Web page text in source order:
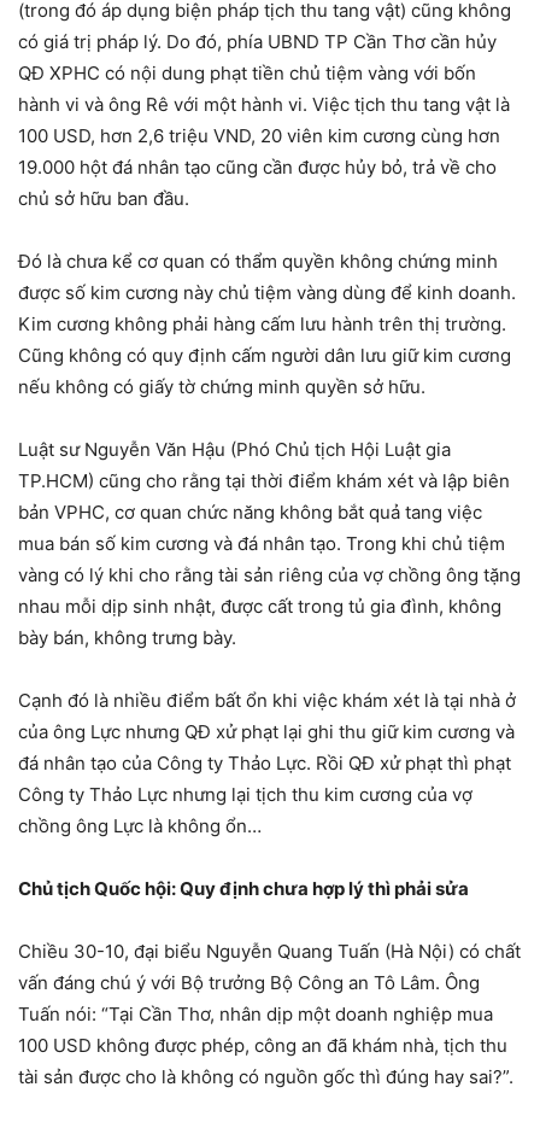
(trong đó áp dụng biện pháp tịch thu tang vật) cũng không
có giá trị pháp lý. Do đó, phía UBND TP Cần Thơ cần hủy
QĐ XPHC có nội dung phạt tiền chủ tiệm vàng với bốn
hành vi và ông Rê với một hành vi. Việc tịch thu tang vật là
100 USD, hơn 2,6 triệu VND, 20 viên kim cương cùng hơn
19.000 hột đá nhân tạo cũng cần được hủy bỏ, trả về cho
chủ sở hữu ban đầu.
Đó là chưa kể cơ quan có thẩm quyền không chứng minh
được số kim cương này chủ tiệm vàng dùng để kinh doanh.
Kim cương không phải hàng cấm lưu hành trên thị trường.
Cũng không có quy định cấm người dân lưu giữ kim cương
nếu không có giấy tờ chứng minh quyền sở hữu.
Luật sư Nguyễn Văn Hậu (Phó Chủ tịch Hội Luật gia
TP.HCM) cũng cho rằng tại thời điểm khám xét và lập biên
bản VPHC, cơ quan chức năng không bắt quả tang việc
mua bán số kim cương và đá nhân tạo. Trong khi chủ tiệm
vàng có lý khi cho rằng tài sản riêng của vợ chồng ông tặng
nhau mỗi dịp sinh nhật, được cất trong tủ gia đình, không
bày bán, không trưng bày.
Cạnh đó là nhiều điểm bất ổn khi việc khám xét là tại nhà ở
của ông Lực nhưng QĐ xử phạt lại ghi thu giữ kim cương và
đá nhân tạo của Công ty Thảo Lực. Rồi QĐ xử phạt thì phạt
Công ty Thảo Lực nhưng lại tịch thu kim cương của vợ
chồng ông Lực là không ổn…
Chủ tịch Quốc hội: Quy định chưa hợp lý thì phải sửa
Chiều 30-10, đại biểu Nguyễn Quang Tuấn (Hà Nội) có chất
vấn đáng chú ý với Bộ trưởng Bộ Công an Tô Lâm. Ông
Tuấn nói: “Tại Cần Thơ, nhân dịp một doanh nghiệp mua
100 USD không được phép, công an đã khám nhà, tịch thu
tài sản được cho là không có nguồn gốc thì đúng hay sai?”.